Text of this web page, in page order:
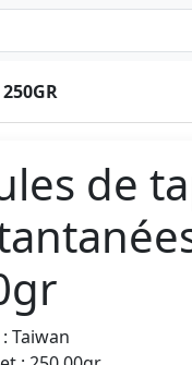
de
Taiwan